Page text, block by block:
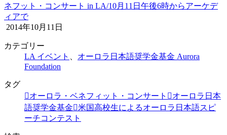
ネフット・コンサート in LA/10月11日午後6時からアーケデ
ィアで
2014年10月11日
カテゴリー
LA イベント
オーロラ日本語奨学金基金 Aurora
Foundation
タグ
オーロラ・ベネフィット・コンサート
オーロラ日本
語奨学金基金
米国高校生によるオーロラ日本語スピ
ーチコンテスト